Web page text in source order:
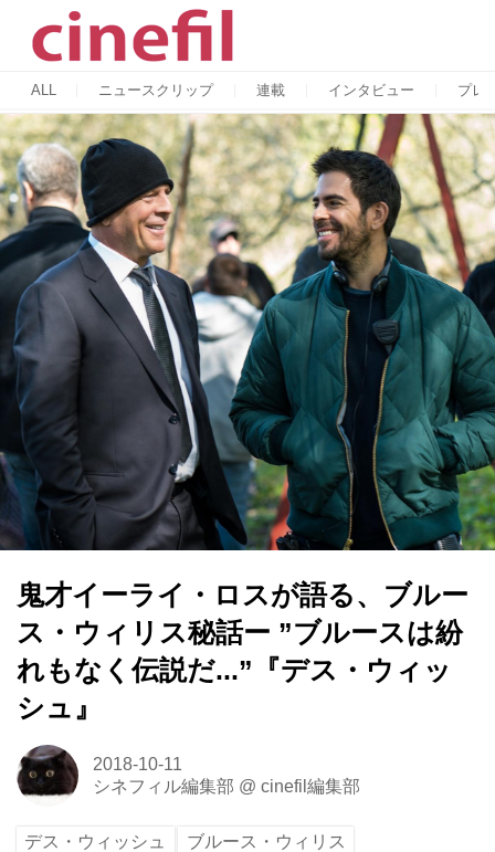
ALL ニュースクリップ 連載 インタビュー プレ
鬼才イーライ・ロスが語る、ブルー
ス・ウィリス秘話ー ”ブルースは紛
れもなく伝説だ...”『デス・ウィッ
シュ』
2018-10-11
シネフィル編集部 @ cinefil編集部
デス・ウィッシュ
ブルース・ウィリス